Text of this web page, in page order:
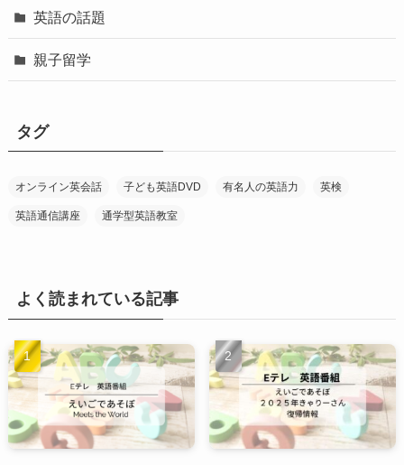
英語の話題
親子留学
タグ
オンライン英会話 子ども英語DVD 有名人の英語力 英検
英語通信講座 通学型英語教室
よく読まれている記事